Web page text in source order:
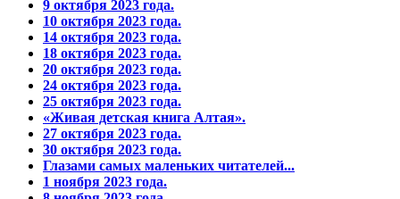
9 октября 2023 года.
10 октября 2023 года.
14 октября 2023 года.
18 октября 2023 года.
20 октября 2023 года.
24 октября 2023 года.
25 октября 2023 года.
«Живая детская книга Алтая».
27 октября 2023 года.
30 октября 2023 года.
Глазами самых маленьких читателей...
1 ноября 2023 года.